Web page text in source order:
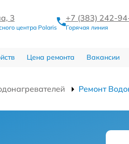
3
центра Polaris
+7 (383) 242-
Горячая линия
Цена ремонта Вакансии
Ремонт